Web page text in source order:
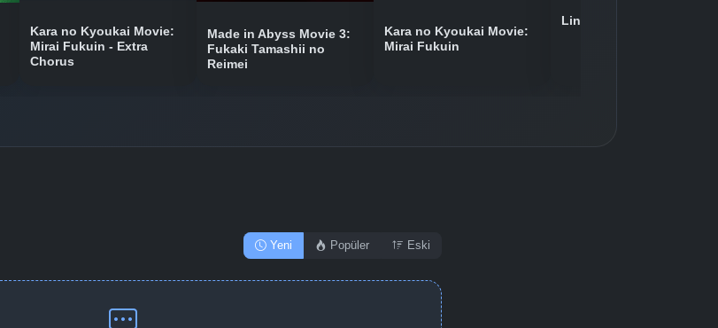
Kara no Kyoukai Movie:
Mirai Fukuin - Extra
Chorus
Made in Abyss Movie 3:
Fukaki Tamashii no
Reimei
Kara no Kyoukai Movie:
Mirai Fukuin
Ling Feng Zhe
Yeni Popüler Eski